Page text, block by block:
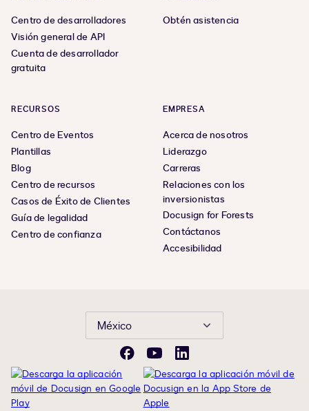
Centro de desarrolladores
Visión general de API
Cuenta de desarrollador
gratuita
Obtén asistencia
RECURSOS
Centro de Eventos
Plantillas
Blog
Centro de recursos
Casos de Éxito de Clientes
Guía de legalidad
Centro de confianza
EMPRESA
Acerca de nosotros
Liderazgo
Carreras
Relaciones con los
inversionistas
Docusign for Forests
Contáctanos
Accesibilidad
México
FacebookYouTubeLinkedIn